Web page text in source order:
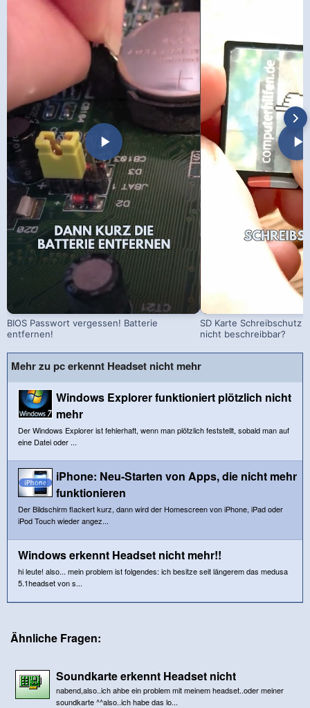
BIOS Passwort vergessen! Batterie
entfernen!
SD Karte Schreibschutz
nicht beschreibbar?
Mehr zu pc erkennt Headset nicht mehr
Windows Explorer funktioniert plötzlich nicht
mehr
Der Windows Explorer ist fehlerhaft, wenn man plötzlich feststellt, sobald man auf
eine Datei oder ...
iPhone: Neu-Starten von Apps, die nicht mehr
funktionieren
Der Bildschirm flackert kurz, dann wird der Homescreen von iPhone, iPad oder
iPod Touch wieder angez...
Windows erkennt Headset nicht mehr!!
hi leute! also... mein problem ist folgendes: ich besitze seit längerem das medusa
5.1headset von s...
Ähnliche Fragen:
Soundkarte erkennt Headset nicht
nabend,also..ich ahbe ein problem mit meinem headset..oder meiner
soundkarte ^^also..ich habe das lo...